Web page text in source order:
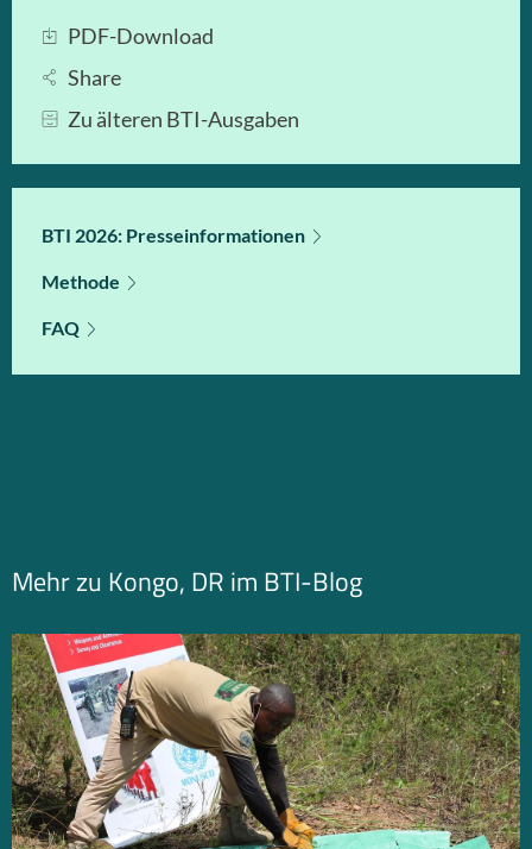
PDF-Download
Share
Zu älteren BTI-Ausgaben
BTI 2026: Presseinformationen
Methode
FAQ
Mehr zu Kongo, DR im BTI-Blog